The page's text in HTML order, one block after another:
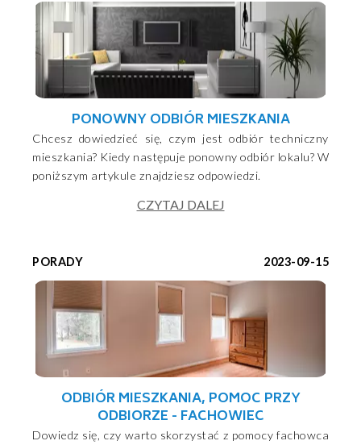
PONOWNY ODBIÓR MIESZKANIA
Chcesz dowiedzieć się, czym jest odbiór techniczny
mieszkania? Kiedy następuje ponowny odbiór lokalu? W
poniższym artykule znajdziesz odpowiedzi.
CZYTAJ DALEJ
PORADY 2023-09-15
ODBIÓR MIESZKANIA, POMOC PRZY
ODBIORZE - FACHOWIEC
Dowiedz się, czy warto skorzystać z pomocy fachowca